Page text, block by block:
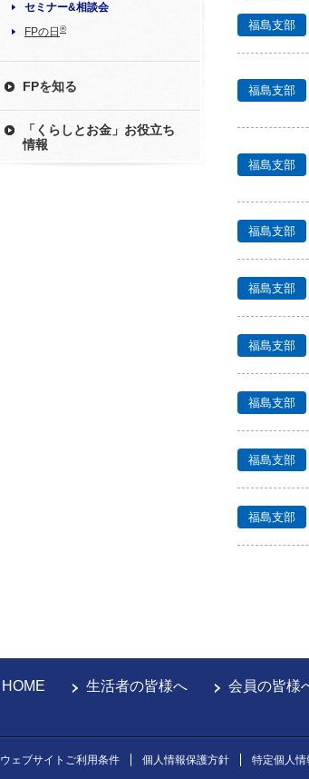
セミナー&相談会
FPの日 ®
FPを知る
「くらしとお金」お役立ち
情報
福島支部
福島支部
福島支部
福島支部
福島支部
福島支部
福島支部
福島支部
福島支部
HOME 生活者の皆様へ 会員の皆様
ウェブサイトご利用条件 個人情報保護方針 特定個人